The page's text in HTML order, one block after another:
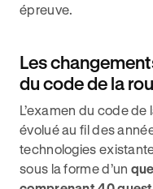
épreuve.
Les
du code de la
L’examen du code
évolué au fil des
technologies
sous la forme d’un